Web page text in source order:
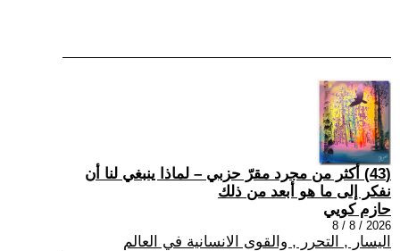
(43) أكثر من مجرد مقرّ حزبي – لماذا ينبغي لنا أن
نفكر إلى ما هو أبعد من ذلك
حازم كويي
2026 / 8 / 8
اليسار , التحرر , والقوى الانسانية في العالم